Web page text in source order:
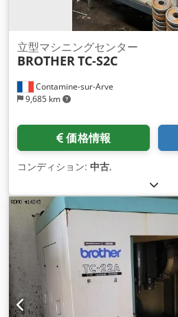
Contamine-sur-Arve
9,685 km
立型マシニングセンター
BROTHER TC-S2C
価格情報
コンディション: 中古,